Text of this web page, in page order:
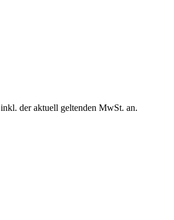
inkl. der aktuell geltenden MwSt. an.